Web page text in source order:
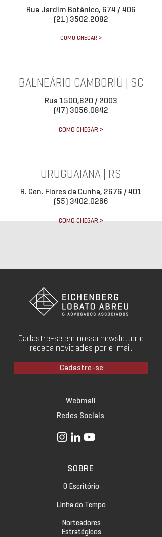
Rua Jardim Botânico, 674 / 406
(21) 3502.2082
COMO CHEGAR >
BALNEÁRIO CAMBORIÚ | SC
Rua 1500,820 / 2003
(47) 3056.0842
COMO CHEGAR >
URUGUAIANA | RS
R. Gen. Flores da Cunha, 2676 / 401
(55) 3402.0266
COMO CHEGAR >
Cadastre-se em nossa newsletter e
receba novidades por e-mail.
Cadastre-se
Webmail
Redes Sociais
SOBRE
O Escritório
Linha do Tempo
Norteadores
Estratégicos